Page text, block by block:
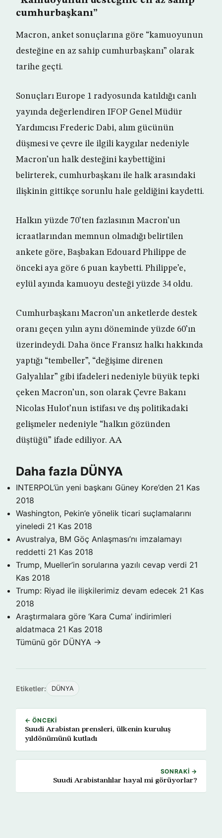
cumhurbaşkanı”
Macron, anket sonuçlarına göre “kamuoyunun
desteğine en az sahip cumhurbaşkanı” olarak
tarihe geçti.
Sonuçları Europe 1 radyosunda katıldığı canlı
yayında değerlendiren IFOP Genel Müdür
Yardımcısı Frederic Dabi, alım gücünün
düşmesi ve çevre ile ilgili kaygılar nedeniyle
Macron’un halk desteğini kaybettiğini
belirterek, cumhurbaşkanı ile halk arasındaki
ilişkinin gittikçe sorunlu hale geldiğini kaydetti.
Halkın yüzde 70’ten fazlasının Macron’un
icraatlarından memnun olmadığı belirtilen
ankete göre, Başbakan Edouard Philippe de
önceki aya göre 6 puan kaybetti. Philippe’e,
eylül ayında kamuoyu desteği yüzde 34 oldu.
Cumhurbaşkanı Macron’un anketlerde destek
oranı geçen yılın aynı döneminde yüzde 60’ın
üzerindeydi. Daha önce Fransız halkı hakkında
yaptığı “tembeller”, “değişime direnen
Galyalılar” gibi ifadeleri nedeniyle büyük tepki
çeken Macron’un, son olarak Çevre Bakanı
Nicolas Hulot’nun istifası ve dış politikadaki
gelişmeler nedeniyle “halkın gözünden
düştüğü” ifade ediliyor. AA
Daha fazla DÜNYA
INTERPOL’ün yeni başkanı Güney Kore’den 21 Kas
2018
Washington, Pekin’e yönelik ticari suçlamalarını
yineledi 21 Kas 2018
Avustralya, BM Göç Anlaşması’nı imzalamayı
reddetti 21 Kas 2018
Trump, Mueller’in sorularına yazılı cevap verdi 21
Kas 2018
Trump: Riyad ile ilişkilerimiz devam edecek 21 Kas
2018
Araştırmalara göre ‘Kara Cuma’ indirimleri
aldatmaca 21 Kas 2018
Tümünü gör DÜNYA →
Etiketler: DÜNYA
← ÖNCEKI
Suudi Arabistan prensleri, ülkenin kuruluş
yıldönümünü kutladı
SONRAKI →
Suudi Arabistanlılar hayal mi görüyorlar?